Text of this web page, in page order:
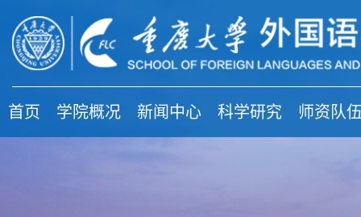
首页 学院概况 新闻中心 科学研究 师资队